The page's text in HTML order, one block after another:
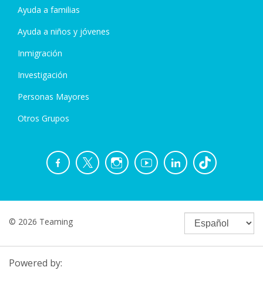
Ayuda a familias
Ayuda a niños y jóvenes
Inmigración
Investigación
Personas Mayores
Otros Grupos
© 2026 Teaming
Powered by: